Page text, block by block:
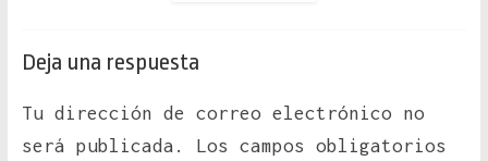
Deja una respuesta
Tu dirección de correo electrónico no
será publicada.
Los campos obligatorios